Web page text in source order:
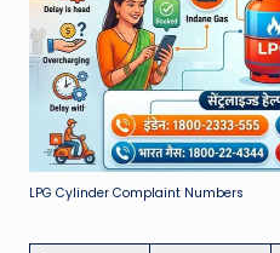
LPG Cylinder Complaint Numbers